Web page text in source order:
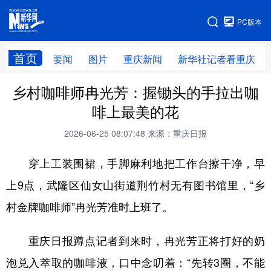
PC版本
首页 要闻 图片 重庆新闻 新华社记者看重庆
网站地图
乡村咖啡师冉光芳：握锄头的手拉出咖
啡上最美的花
2026-06-25 08:07:48 来源：重庆日报
穿上工装围裙，手脚麻利地把工作台擦干净，早
上9点，武隆区仙女山街道荆竹村无有图书馆里，“乡
村金牌咖啡师”冉光芳准时上班了。
重庆日报蹲点记者到来时，冉光芳正将打好的奶
泡兑入萃取的咖啡液，口中念叨着：“先转3圈，不能